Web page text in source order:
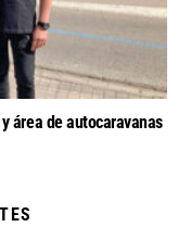
área de autocaravanas